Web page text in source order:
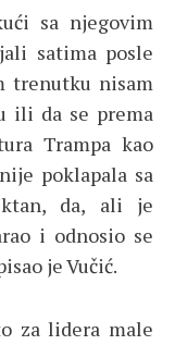
sa njegovim
satima posle
trenutku nisam
ili da se prema
Trampa kao
poklapala sa
da, ali je
i odnosio se
je Vučić.
za lidera male